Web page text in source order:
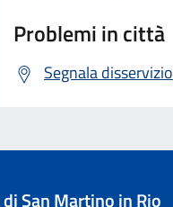
Problemi in città
Segnala disservizio
San Martino in Rio